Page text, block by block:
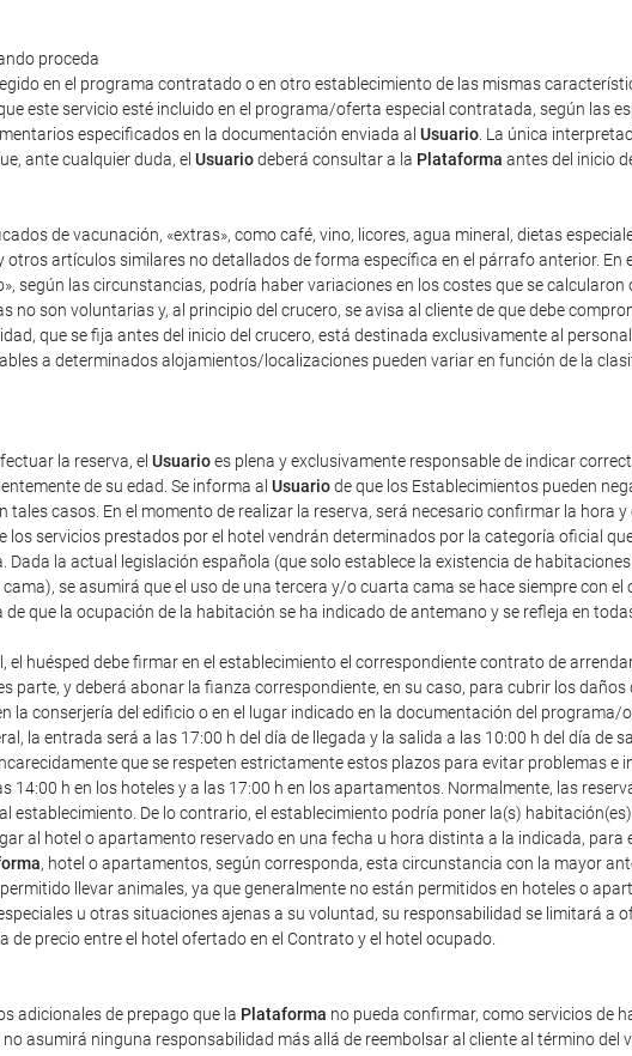
proceda
en el programa contratado o en otro establecimiento de las mismas
este servicio esté incluido en el programa/oferta especial contratada, según las
especificados en la documentación enviada al Usuario . La única
ante cualquier duda, el Usuariodeberá consultar a la Plataforma antes del inicio
de vacunación, «extras», como café, vino, licores, agua mineral, dietas
artículos similares no detallados de forma específica en el párrafo anterior. En
según las circunstancias, podría haber variaciones en los costes que se
no son voluntarias y, al principio del crucero, se avisa al cliente de que debe
que se fija antes del inicio del crucero, está destinada exclusivamente al personal
a determinados alojamientos/localizaciones pueden variar en función de la
la reserva, el Usuarioes plena y exclusivamente responsable de indicar
de su edad. Se informa al Usuariode que los Establecimientos pueden
casos. En el momento de realizar la reserva, será necesario confirmar la hora y
los servicios prestados por el hotel vendrán determinados por la categoría oficial
la actual legislación española (que solo establece la existencia de
se asumirá que el uso de una tercera y/o cuarta cama se hace siempre con
que la ocupación de la habitación se ha indicado de antemano y se refleja en
el huésped debe firmar en el establecimiento el correspondiente contrato de
parte, y deberá abonar la fianza correspondiente, en su caso, para cubrir los
la conserjería del edificio o en el lugar indicado en la documentación del
la entrada será a las 17:00 h del día de llegada y la salida a las 10:00 h del día
que se respeten estrictamente estos plazos para evitar problemas e
14:00 h en los hoteles y a las 17:00 h en los apartamentos. Normalmente, las
establecimiento. De lo contrario, el establecimiento podría poner la(s)
al hotel o apartamento reservado en una fecha u hora distinta a la indicada,
, hotel o apartamentos, según corresponda, esta circunstancia con la mayor
llevar animales, ya que generalmente no están permitidos en hoteles o
u otras situaciones ajenas a su voluntad, su responsabilidad se limitará a
de precio entre el hotel ofertado en el Contrato y el hotel ocupado.
adicionales de prepago que la Plataforma no pueda confirmar, como servicios de
no asumirá ninguna responsabilidad más allá de reembolsar al cliente al término del